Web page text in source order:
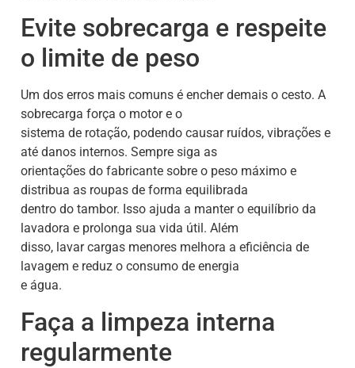
Evite sobrecarga e respeite
o limite de peso
Um dos erros mais comuns é encher demais o cesto. A
sobrecarga força o motor e o
sistema de rotação, podendo causar ruídos, vibrações e
até danos internos. Sempre siga as
orientações do fabricante sobre o peso máximo e
distribua as roupas de forma equilibrada
dentro do tambor. Isso ajuda a manter o equilíbrio da
lavadora e prolonga sua vida útil. Além
disso, lavar cargas menores melhora a eficiência de
lavagem e reduz o consumo de energia
e água.
Faça a limpeza interna
regularmente